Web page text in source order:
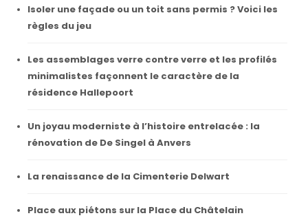
Isoler une façade ou un toit sans permis ? Voici les
règles du jeu
Les assemblages verre contre verre et les profilés
minimalistes façonnent le caractère de la
résidence Hallepoort
Un joyau moderniste à l’histoire entrelacée : la
rénovation de De Singel à Anvers
La renaissance de la Cimenterie Delwart
Place aux piétons sur la Place du Châtelain